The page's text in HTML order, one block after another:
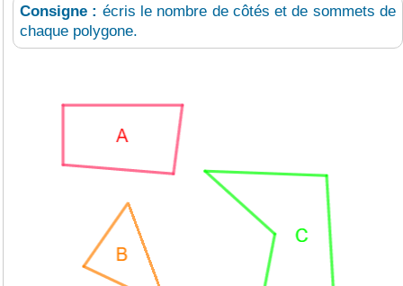
Consigne : écris le nombre de côtés et de sommets de
chaque polygone.